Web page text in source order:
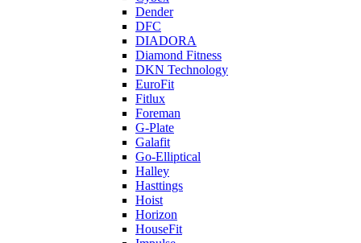
Dender
DFC
DIADORA
Diamond Fitness
DKN Technology
EuroFit
Fitlux
Foreman
G-Plate
Galafit
Go-Elliptical
Halley
Hasttings
Hoist
Horizon
HouseFit